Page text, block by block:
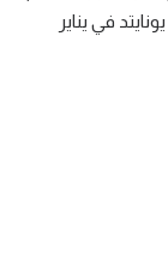
في يناير